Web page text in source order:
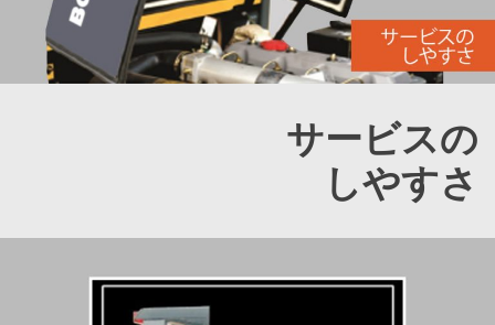
サービスの
しやすさ